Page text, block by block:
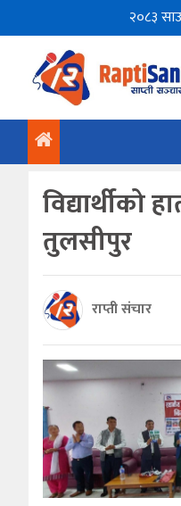
२०८३
विद्यार्थीको
तुलसीपुर
राप्ती संचार